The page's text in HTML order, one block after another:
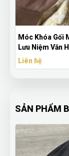
Yêu Cầu – Quà
SẢN PHẨM